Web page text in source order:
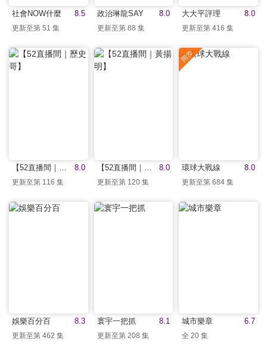
8.5
社會NOW什麼
更新至第 51 集
8.0
政治琳龍SAY
更新至第 88 集
8.0
大大平評理
更新至第 416 集
8.0
更新至第 116 集
8.0
更新至第 120 集
8.0
環球大戰線
更新至第 684 集
8.3
娛樂百分百
更新至第 462 集
8.1
寰宇一把抓
更新至第 208 集
6.7
城市樂章
全 20 集